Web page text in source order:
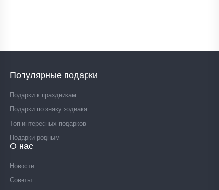
Популярные подарки
Подарки к праздникам
Подарки по знаку зодиака
Топ интересных подарков
Подарки родным
О нас
Новости
Советы